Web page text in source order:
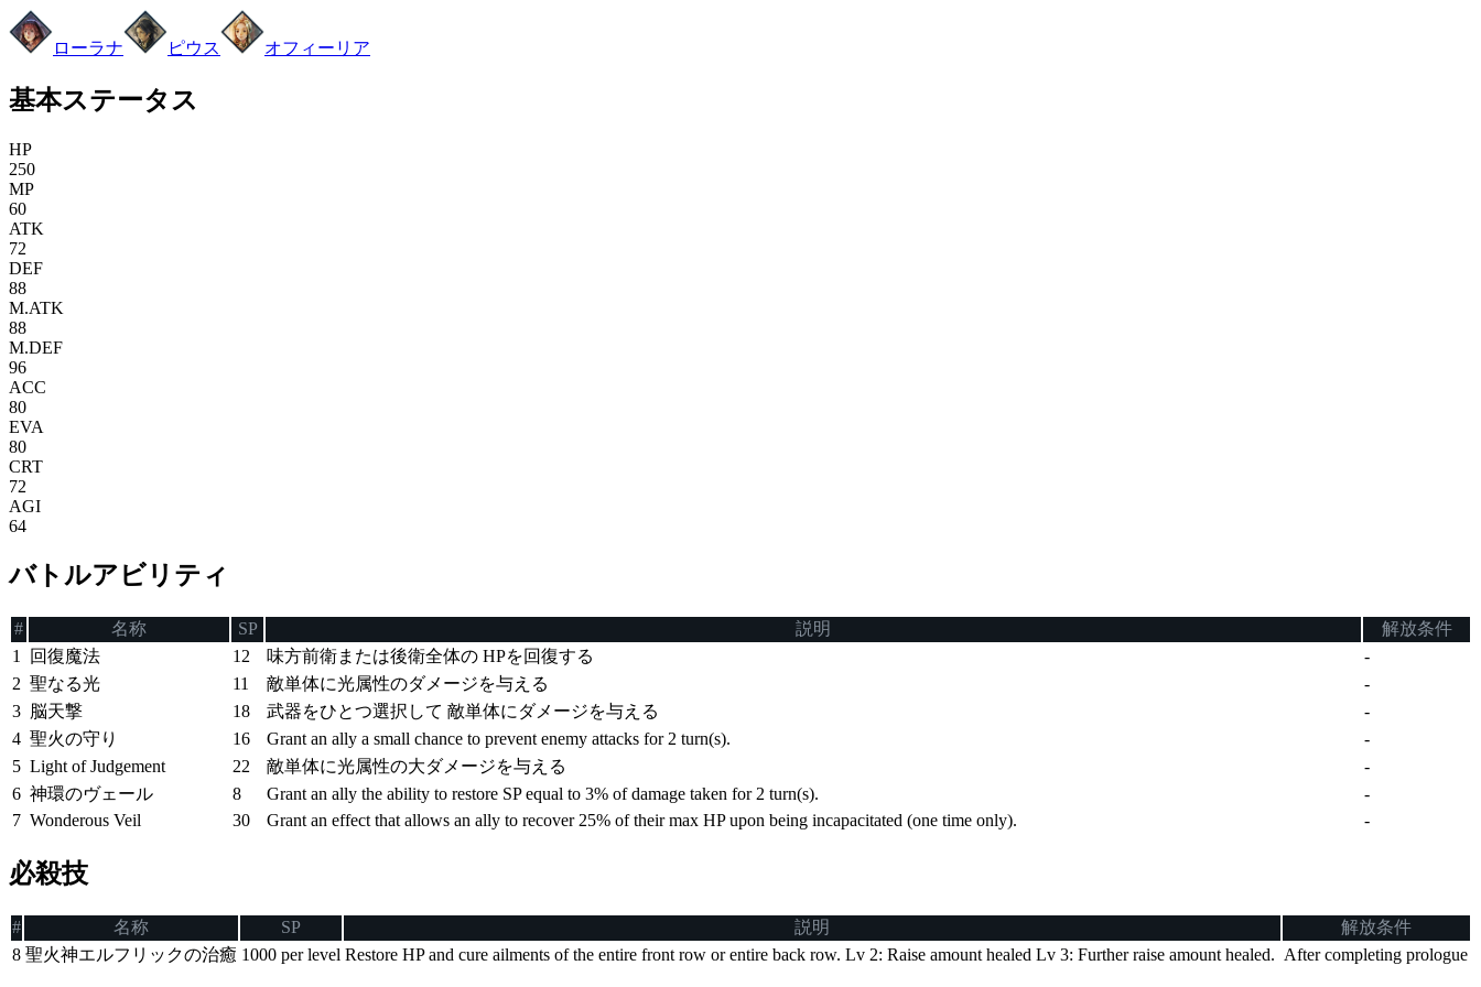
ローラナ ピウス オフィーリア
基本ステータス
HP
250
MP
60
ATK
72
DEF
88
M.ATK
88
M.DEF
96
ACC
80
EVA
80
CRT
72
AGI
64
バトルアビリティ
# 名称 SP 説明
解放条件
1
回復魔法 12 味方前衛または後衛全体の HPを回復する
-
2 聖なる光 11 敵単体に光属性のダメージを与える
-
3
脳天撃 18 武器をひとつ選択して 敵単体にダメージを与える
-
4 聖火の守り 16 Grant an ally a small chance to prevent enemy attacks for 2 turn(s).
-
5 Light of Judgement 22 敵単体に光属性の大ダメージを与える
-
6 神環のヴェール 8 Grant an ally the ability to restore SP equal to 3% of damage taken for 2 turn(s).
-
7 Wonderous Veil 30 Grant an effect that allows an ally to recover 25% of their max HP upon being incapacitated (one time only). -
必殺技
# 名称 SP 説明
解放条件
8 聖火神エルフリックの治癒 1000 per level Restore HP and cure ailments of the entire front row or entire back row. Lv 2: Raise amount healed Lv 3: Further raise amount healed. After completing prologue